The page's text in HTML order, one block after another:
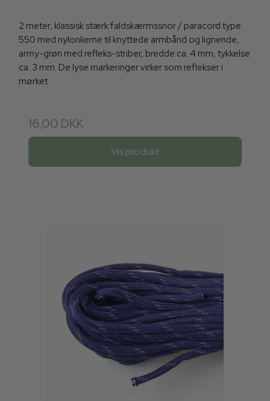
2 meter, klassisk stærk faldskærmssnor / paracord type
550 med nylonkerne til knyttede armbånd og lignende,
army-grøn med refleks-striber, bredde ca. 4 mm, tykkelse
ca. 3 mm. De lyse markeringer virker som reflekser i
mørket.
16,00 DKK
Vis produkt